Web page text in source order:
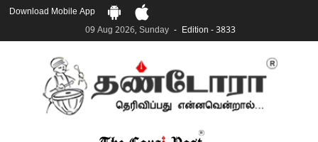
Download Mobile App
09 Aug 2026, Sunday
Edition - 3833